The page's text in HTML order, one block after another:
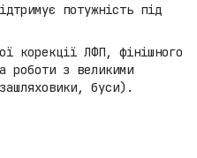
потужність під
корекції ЛФП, фінішного
роботи з великими
буси).